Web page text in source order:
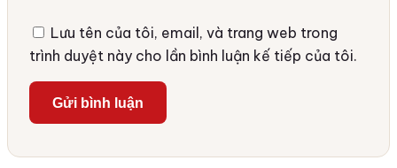
Lưu tên của tôi, email, và trang web trong
trình duyệt này cho lần bình luận kế tiếp của tôi.